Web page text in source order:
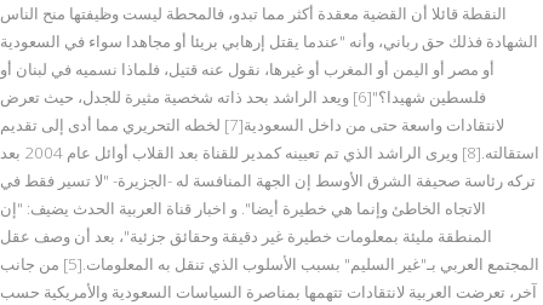
النقطة قائلا أن القضية معقدة أكثر مما تبدو، فالمحطة ليست وظيفتها منح الناس
الشهادة فذلك حق رباني، وأنه "عندما يقتل إرهابي بريئا أو مجاهدا سواء في السعودية
أو مصر أو اليمن أو المغرب أو غيرها، نقول عنه قتيل، فلماذا نسميه في لبنان أو
فلسطين شهيدا؟"[6] ويعد الراشد بحد ذاته شخصية مثيرة للجدل، حيث تعرض
لانتقادات واسعة حتى من داخل السعودية[7] لخطه التحريري مما أدى إلى تقديم
استقالته.[8] ويرى الراشد الذي تم تعيينه كمدير للقناة بعد القلاب أوائل عام 2004 بعد
تركه رئاسة صحيفة الشرق الأوسط إن الجهة المنافسة له -الجزيرة- "لا تسير فقط في
الاتجاه الخاطئ وإنما هي خطيرة أيضا". و اخبار قناة العربية الحدث يضيف: "إن
المنطقة مليئة بمعلومات خطيرة غير دقيقة وحقائق جزئية"، بعد أن وصف عقل
المجتمع العربي بـ"غير السليم" بسبب الأسلوب الذي تنقل به المعلومات.[5] من جانب
آخر، تعرضت العربية لانتقادات تتهمها بمناصرة السياسات السعودية والأمريكية حسب